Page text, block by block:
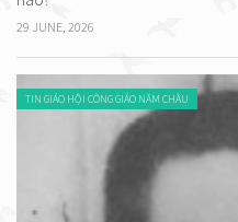
29 JUNE, 2026
TIN GIÁO HỘI CÔNG GIÁO NĂM CHÂU